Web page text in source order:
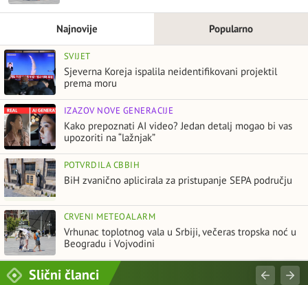
Najnovije Popularno
SVIJET
Sjeverna Koreja ispalila neidentifikovani projektil
prema moru
IZAZOV NOVE GENERACIJE
Kako prepoznati AI video? Jedan detalj mogao bi vas
upozoriti na “lažnjak”
POTVRDILA CBBIH
BiH zvanično aplicirala za pristupanje SEPA području
CRVENI METEOALARM
Vrhunac toplotnog vala u Srbiji, večeras tropska noć u
Beogradu i Vojvodini
Slični članci